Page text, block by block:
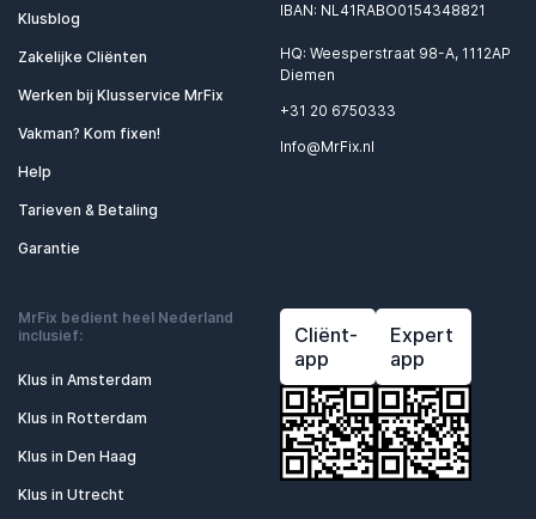
Klusblog
Zakelijke Cliënten
Werken bij Klusservice MrFix
Vakman? Kom fixen!
Help
Tarieven & Betaling
Garantie
IBAN: NL41RABO0154348821
HQ: Weesperstraat 98-A, 1112AP
Diemen
+31 20 6750333
Info@MrFix.nl
MrFix bedient heel Nederland
inclusief:
Klus in Amsterdam
Klus in Rotterdam
Klus in Den Haag
Klus in Utrecht
Cliënt-
app
Expert
app